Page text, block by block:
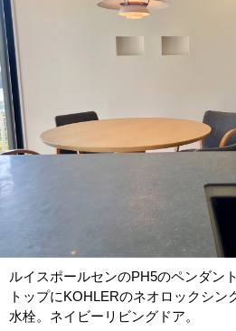
ルイスポールセンのPH5のペンダン
トップにKOHLERのネオロックシン
水栓。ネイビーリビングドア。